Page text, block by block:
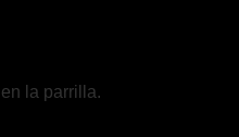
la parrilla.